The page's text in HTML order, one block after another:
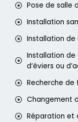
Pose de salle
Installation
Installation de
Installation de
d’éviers ou
Recherche de
Changement
Réparation et